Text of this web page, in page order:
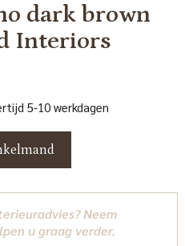
dark brown
Interiors
5-10 werkdagen
Neem
u graag verder.